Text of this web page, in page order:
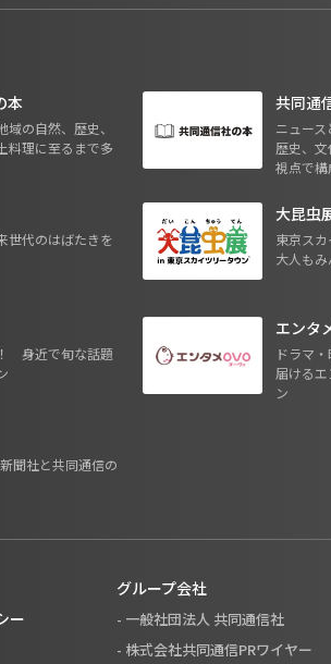
本
の自然、歴史、
料理に至るまで多
共同通
ニュース
歴史、
視点で構
世代のはばたきを
大昆虫
東京ス
大人もみ
身近で旬な話題
エンタ
ドラマ
届ける
ン
聞社と共同通信の
ー
グループ会社
- 一般社団法人 共同通信社
- 株式会社共同通信PRワイヤー